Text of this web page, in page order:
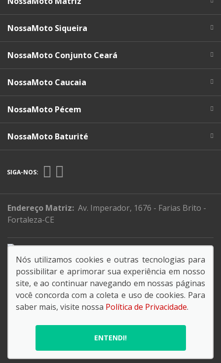
NossaMoto Siqueira
NossaMoto Conjunto Ceará
NossaMoto Caucaia
NossaMoto Pécem
NossaMoto Baturité
SIGA-NOS:
Endereço Matriz: Av. Imperador, 1676 - Farias Brito -
Fortaleza-CE
Juntos salvamos vidas.
Razão social: NOSSAMOTO LTDA.
CNPJ: 03.898.300/0001-28
Política de privacidade
Nós utilizamos cookies e outras tecnologias para
possibilitar e aprimorar sua experiência em nosso
site, e ao continuar navegando em nossas páginas
você concorda com a coleta e uso de cookies. Para
saber mais, visite nossa Política de Privacidade.
ENTENDI!